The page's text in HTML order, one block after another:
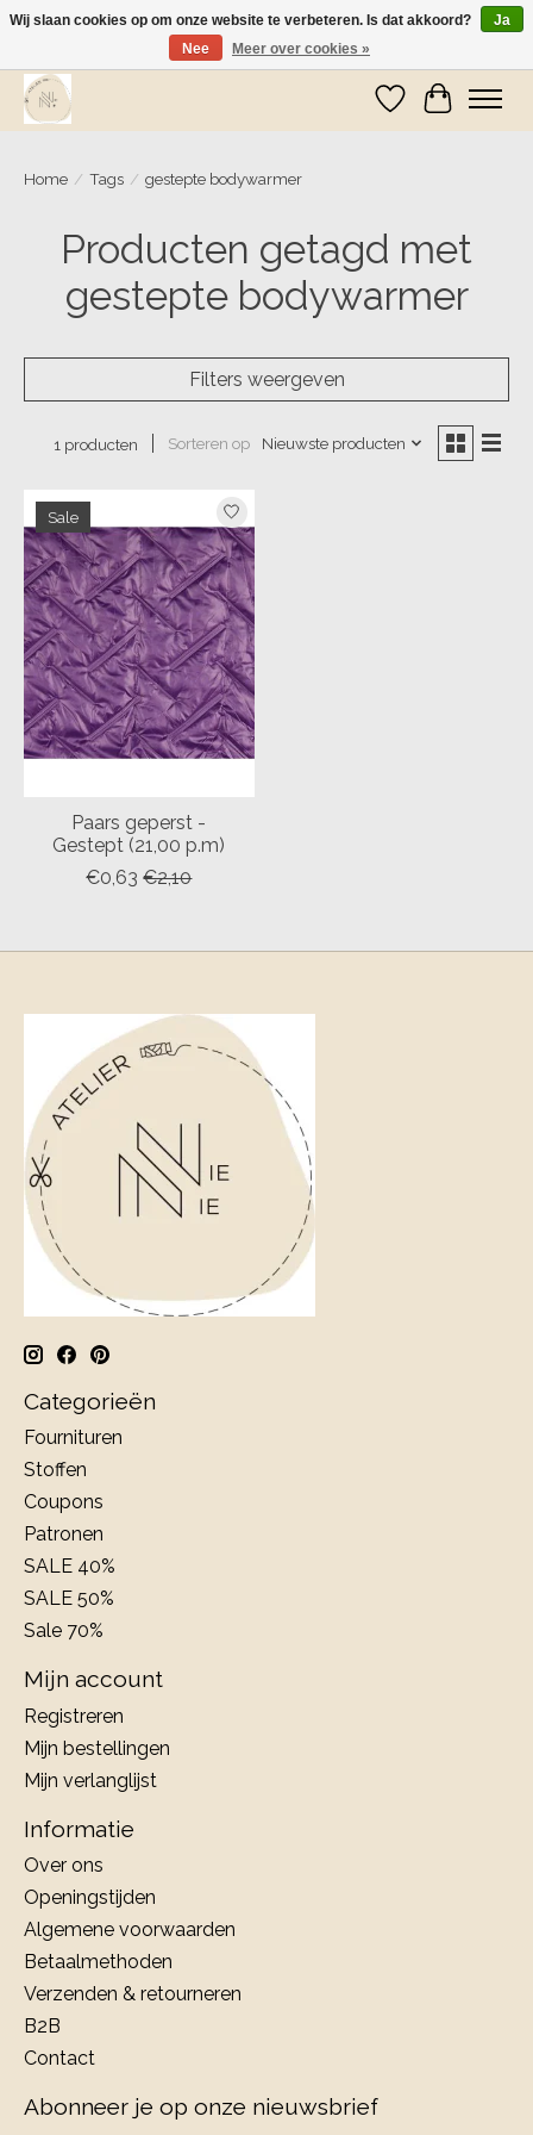
Wij zijn op vakantie! Vanaf zaterdag 9 mei worden er weer pakketjes verzonden
Verlanglijst
Home / Tags / gestepte bodywarmer
Producten getagd met
gestepte bodywarmer
Filters weergeven
1 producten Sorteren op Nieuwste producten
Sale
Paars geperst -
Gestept (21,00 p.m)
€0,63 €2,10
Categorieën
Fournituren
Stoffen
Coupons
Patronen
SALE 40%
SALE 50%
Sale 70%
Mijn account
Registreren
Mijn bestellingen
Mijn verlanglijst
Informatie
Over ons
Openingstijden
Algemene voorwaarden
Betaalmethoden
Verzenden & retourneren
B2B
Contact
Abonneer je op onze nieuwsbrief
Wij slaan cookies op om onze website te verbeteren. Is dat akkoord?
Ja
Nee
Meer over cookies »